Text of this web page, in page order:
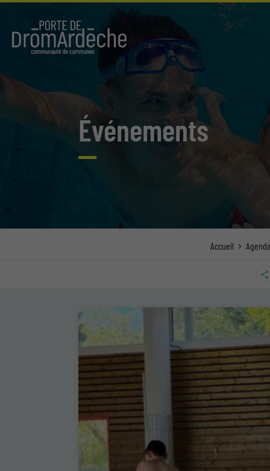
Événements
Accueil